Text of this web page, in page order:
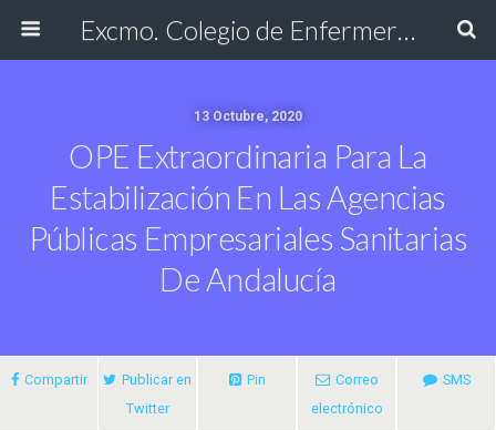
Excmo. Colegio de Enfermería de Cádiz
13 Octubre, 2020
OPE Extraordinaria Para La
Estabilización En Las Agencias
Públicas Empresariales Sanitarias
De Andalucía
Compartir
Publicar en
Twitter
Pin
Correo
electrónico
SMS